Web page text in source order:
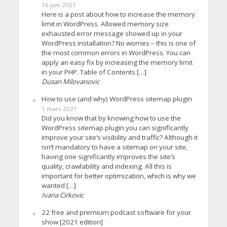
16 juin 2021
Here is a post about how to increase the memory
limit in WordPress. Allowed memory size
exhausted error message showed up in your
WordPress installation? No worries – this is one of
the most common errors in WordPress. You can
apply an easy fix by increasing the memory limit
in your PHP. Table of Contents […]
Dusan Milovanovic
How to use (and why) WordPress sitemap plugin
1 mars 2021
Did you know that by knowing how to use the
WordPress sitemap plugin you can significantly
improve your site’s visibility and traffic? Although it
isn’t mandatory to have a sitemap on your site,
having one significantly improves the site’s
quality, crawlability and indexing. All this is
important for better optimization, which is why we
wanted […]
Ivana Cirkovic
22 free and premium podcast software for your
show [2021 edition]